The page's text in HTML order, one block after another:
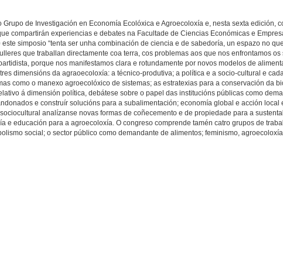
de Investigación en Economía Ecolóxica e Agroecoloxía e, nesta sexta edición,
compartirán experiencias e debates na Facultade de Ciencias Económicas e
simposio “tenta ser unha combinación de ciencia e de sabedoría, un espazo no
que traballan directamente coa terra, cos problemas aos que nos enfrontamos os
porque nos manifestamos clara e rotundamente por novos modelos de
dimensións da agraoecoloxía: a técnico-produtiva; a política e a socio-cultural e
como o manexo agroecolóxico de sistemas; as estratexias para a conservación da
á dimensión política, debátese sobre o papel das institucións públicas como
e construír solucións para a subalimentación; economía global e acción local
analízanse novas formas de coñecemento e de propiedade para a
e educación para a agroecoloxía. O congreso comprende tamén catro grupos de
social; o sector público como demandante de alimentos; feminismo,